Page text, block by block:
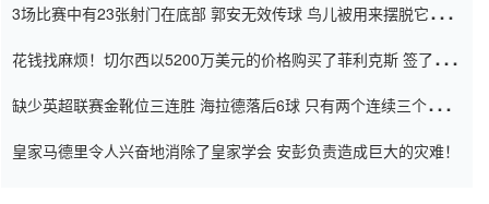
3场比赛中有23张射门在底部 郭安无效传球 鸟儿被用来摆脱它
花钱找麻烦！切尔西以5200万美元的价格购买了菲利克斯 签了7年
缺少英超联赛金靴位三连胜 海拉德落后6球 只有两个连续三个连续
皇家马德里令人兴奋地消除了皇家学会 安彭负责造成巨大的灾难！